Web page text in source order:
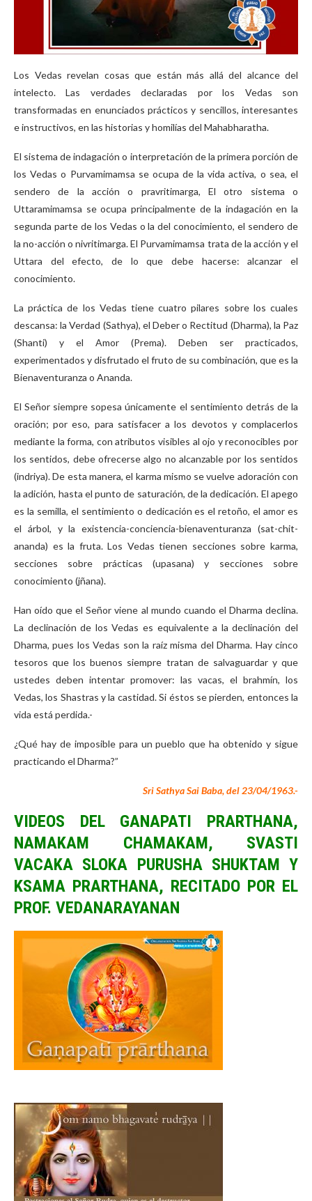
Los Vedas revelan cosas que están más allá del alcance del
intelecto. Las verdades declaradas por los Vedas son
transformadas en enunciados prácticos y sencillos, interesantes
e instructivos, en las historias y homilías del Mahabharatha.
El sistema de indagación o interpretación de la primera porción de
los Vedas o Purvamimamsa se ocupa de la vida activa, o sea, el
sendero de la acción o pravritimarga, El otro sistema o
Uttaramimamsa se ocupa principalmente de la indagación en la
segunda parte de los Vedas o la del conocimiento, el sendero de
la no-acción o nivritimarga. El Purvamimamsa trata de la acción y el
Uttara del efecto, de lo que debe hacerse: alcanzar el
conocimiento.
La práctica de los Vedas tiene cuatro pilares sobre los cuales
descansa: la Verdad (Sathya), el Deber o Rectitud (Dharma), la Paz
(Shanti) y el Amor (Prema). Deben ser practicados,
experimentados y disfrutado el fruto de su combinación, que es la
Bienaventuranza o Ananda.
El Señor siempre sopesa únicamente el sentimiento detrás de la
oración; por eso, para satisfacer a los devotos y complacerlos
mediante la forma, con atributos visibles al ojo y reconocibles por
los sentidos, debe ofrecerse algo no alcanzable por los sentidos
(indriya). De esta manera, el karma mismo se vuelve adoración con
la adición, hasta el punto de saturación, de la dedicación. El apego
es la semilla, el sentimiento o dedicación es el retoño, el amor es
el árbol, y la existencia-conciencia-bienaventuranza (sat-chit-
ananda) es la fruta. Los Vedas tienen secciones sobre karma,
secciones sobre prácticas (upasana) y secciones sobre
conocimiento (jñana).
Han oído que el Señor viene al mundo cuando el Dharma declina.
La declinación de los Vedas es equivalente a la declinación del
Dharma, pues los Vedas son la raíz misma del Dharma. Hay cinco
tesoros que los buenos siempre tratan de salvaguardar y que
ustedes deben intentar promover: las vacas, el brahmín, los
Vedas, los Shastras y la castidad. Si éstos se pierden, entonces la
vida está perdida.-
¿Qué hay de imposible para un pueblo que ha obtenido y sigue
practicando el Dharma?”
Sri Sathya Sai Baba, del 23/04/1963.-
VIDEOS DEL GANAPATI PRARTHANA,
NAMAKAM CHAMAKAM, SVASTI
VACAKA SLOKA PURUSHA SHUKTAM Y
KSAMA PRARTHANA, RECITADO POR EL
PROF. VEDANARAYANAN